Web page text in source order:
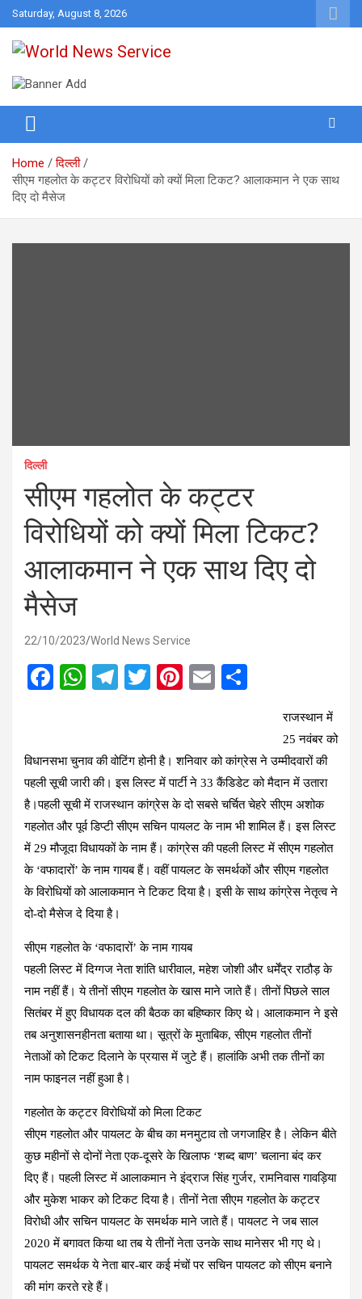
Skip
to
content
Saturday, August 8, 2026
World News Service
Home
दिल्ली
सीएम गहलोत के कट्टर विरोधियों को क्यों मिला टिकट? आलाकमान ने एक साथ
दिए दो मैसेज
दिल्ली
सीएम गहलोत के कट्टर
विरोधियों को क्यों मिला टिकट?
आलाकमान ने एक साथ दिए दो
मैसेज
22/10/2023 World News Service
F
b
o
o
k
W
s
A
p
p
T
gr
a
m
T
er
Pi
es
t
E
e
राजस्थान में
25 नवंबर को
विधानसभा चुनाव की वोटिंग होनी है। शनिवार को कांग्रेस ने उम्मीदवारों की
पहली सूची जारी की। इस लिस्ट में पार्टी ने 33 कैंडिडेट को मैदान में उतारा
है।पहली सूची में राजस्थान कांग्रेस के दो सबसे चर्चित चेहरे सीएम अशोक
गहलोत और पूर्व डिप्टी सीएम सचिन पायलट के नाम भी शामिल हैं। इस लिस्ट
में 29 मौजूदा विधायकों के नाम हैं। कांग्रेस की पहली लिस्ट में सीएम गहलोत
के ‘वफादारों’ के नाम गायब हैं। वहीं पायलट के समर्थकों और सीएम गहलोत
के विरोधियों को आलाकमान ने टिकट दिया है। इसी के साथ कांग्रेस नेतृत्व ने
दो-दो मैसेज दे दिया है।
सीएम गहलोत के ‘वफादारों’ के नाम गायब
पहली लिस्ट में दिग्गज नेता शांति धारीवाल, महेश जोशी और धर्मेंद्र राठौड़ के
नाम नहीं हैं। ये तीनों सीएम गहलोत के खास माने जाते हैं। तीनों पिछले साल
सितंबर में हुए विधायक दल की बैठक का बहिष्कार किए थे। आलाकमान ने इसे
तब अनुशासनहीनता बताया था। सूत्रों के मुताबिक, सीएम गहलोत तीनों
नेताओं को टिकट दिलाने के प्रयास में जुटे हैं। हालांकि अभी तक तीनों का
नाम फाइनल नहीं हुआ है।
गहलोत के कट्टर विरोधियों को मिला टिकट
सीएम गहलोत और पायलट के बीच का मनमुटाव तो जगजाहिर है। लेकिन बीते
कुछ महीनों से दोनों नेता एक-दूसरे के खिलाफ ‘शब्द बाण’ चलाना बंद कर
दिए हैं। पहली लिस्ट में आलाकमान ने इंद्राज सिंह गुर्जर, रामनिवास गावड़िया
और मुकेश भाकर को टिकट दिया है। तीनों नेता सीएम गहलोत के कट्टर
विरोधी और सचिन पायलट के समर्थक माने जाते हैं। पायलट ने जब साल
2020 में बगावत किया था तब ये तीनों नेता उनके साथ मानेसर भी गए थे।
पायलट समर्थक ये नेता बार-बार कई मंचों पर सचिन पायलट को सीएम बनाने
की मांग करते रहे हैं।